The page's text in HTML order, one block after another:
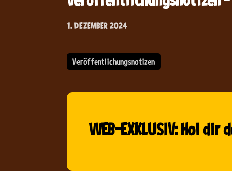
1. DEZEMBER 2024
Veröffentlichungsnotizen
WEB-EXKLUSIV: Hol dir